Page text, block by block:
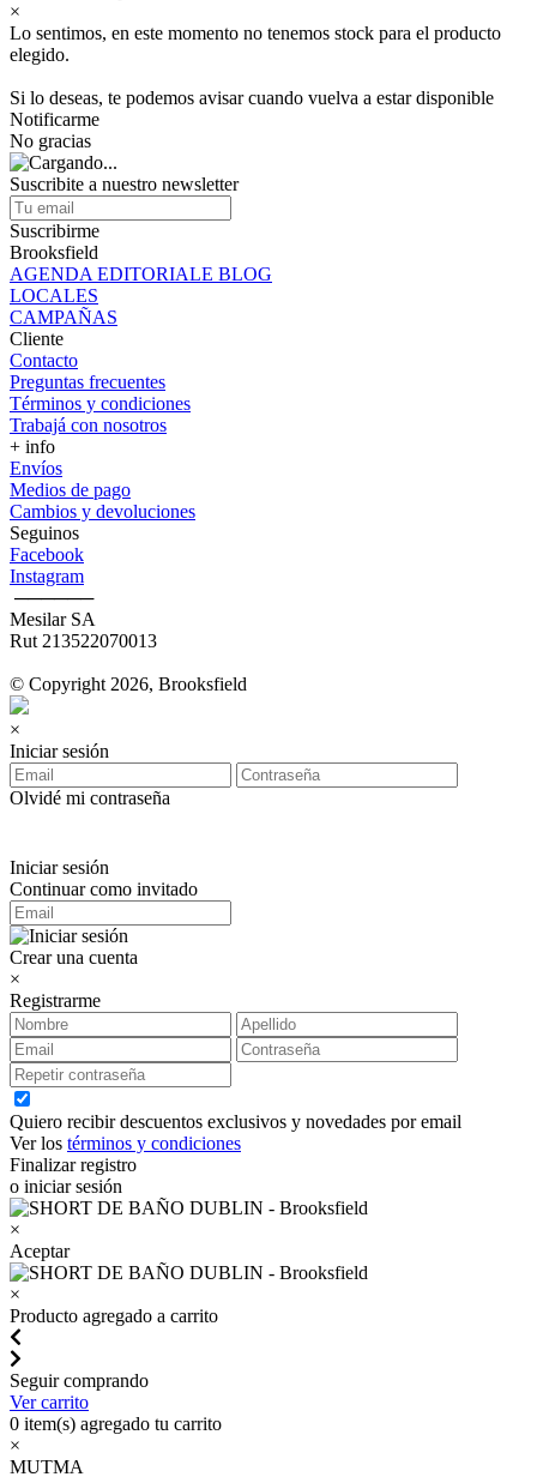
×
Lo sentimos, en este momento no tenemos stock para el producto
elegido.
Si lo deseas, te podemos avisar cuando vuelva a estar disponible
Notificarme
No gracias
Suscribite a nuestro newsletter
Suscribirme
Brooksfield
AGENDA EDITORIALE BLOG
LOCALES
CAMPAÑAS
Cliente
Contacto
Preguntas frecuentes
Términos y condiciones
Trabajá con nosotros
+ info
Envíos
Medios de pago
Cambios y devoluciones
Seguinos
Facebook
Instagram
‎ ──────
Mesilar SA
Rut 213522070013
© Copyright 2026, Brooksfield
×
Iniciar sesión
Olvidé mi contraseña
Iniciar sesión
Continuar como invitado
Crear una cuenta
×
Registrarme
Quiero recibir descuentos exclusivos y novedades por email
Ver los términos y condiciones
Finalizar registro
o iniciar sesión
×
Aceptar
×
Producto agregado a carrito
Seguir comprando
Ver carrito
0 item(s) agregado tu carrito
×
MUTMA